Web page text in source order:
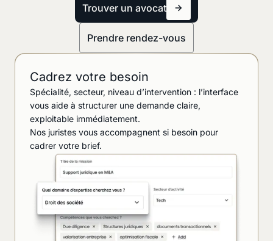
Cadrez votre besoin
Spécialité, secteur, niveau d’intervention : l’interface
vous aide à structurer une demande claire,
exploitable immédiatement.
Nos juristes vous accompagnent si besoin pour
cadrer votre brief.
Trouver un avocat
Prendre rendez-vous